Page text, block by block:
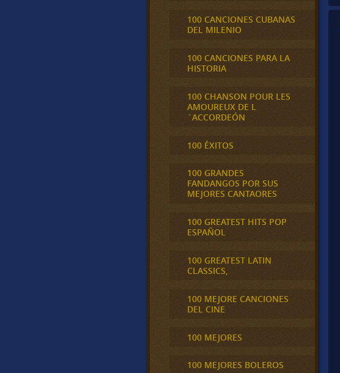
100 CANCIONES CUBANAS
DEL MILENIO
100 CANCIONES PARA LA
HISTORIA
100 CHANSON POUR LES
AMOUREUX DE L
´ACCORDEÓN
100 ÉXITOS
100 GRANDES
FANDANGOS POR SUS
MEJORES CANTAORES
100 GREATEST HITS POP
ESPAÑOL
100 GREATEST LATIN
CLASSICS,
100 MEJORE CANCIONES
DEL CINE
100 MEJORES
100 MEJORES BOLEROS